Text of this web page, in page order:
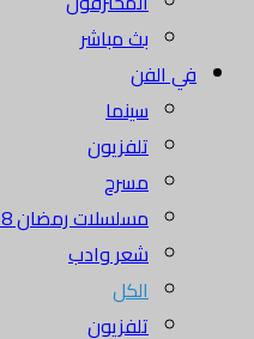
بث مباشر
في الفن
سينما
تلفزيون
مسرح
مسلسلات رمضان 2018
شعر وادب
الكل
تلفزيون